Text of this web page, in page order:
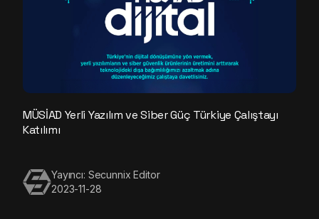
MÜSİAD Yerli Yazılım ve Siber Güç Türkiye Çalıştayı
Katılımı
Yayıncı: Secunnix Editor
2023-11-28